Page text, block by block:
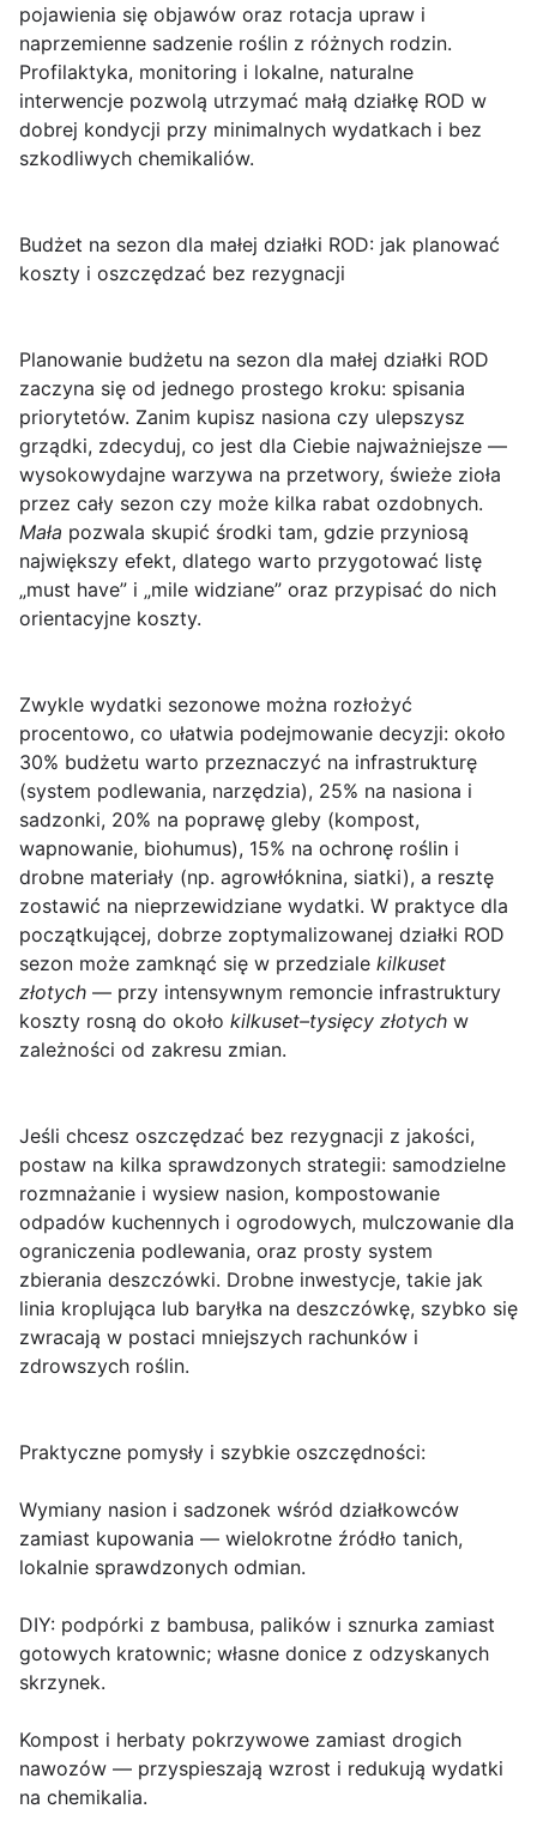
pojawienia się objawów oraz rotacja upraw i
naprzemienne sadzenie roślin z różnych rodzin.
Profilaktyka, monitoring i lokalne, naturalne
interwencje pozwolą utrzymać małą działkę ROD w
dobrej kondycji przy minimalnych wydatkach i bez
szkodliwych chemikaliów.
Budżet na sezon dla małej działki ROD: jak planować
koszty i oszczędzać bez rezygnacji
Planowanie budżetu na sezon dla małej działki ROD
zaczyna się od jednego prostego kroku: spisania
priorytetów. Zanim kupisz nasiona czy ulepszysz
grządki, zdecyduj, co jest dla Ciebie najważniejsze —
wysokowydajne warzywa na przetwory, świeże zioła
przez cały sezon czy może kilka rabat ozdobnych.
Mała pozwala skupić środki tam, gdzie przyniosą
największy efekt, dlatego warto przygotować listę
„must have” i „mile widziane” oraz przypisać do nich
orientacyjne koszty.
Zwykle wydatki sezonowe można rozłożyć
procentowo, co ułatwia podejmowanie decyzji: około
30% budżetu warto przeznaczyć na infrastrukturę
(system podlewania, narzędzia), 25% na nasiona i
sadzonki, 20% na poprawę gleby (kompost,
wapnowanie, biohumus), 15% na ochronę roślin i
drobne materiały (np. agrowłóknina, siatki), a resztę
zostawić na nieprzewidziane wydatki. W praktyce dla
początkującej, dobrze zoptymalizowanej działki ROD
sezon może zamknąć się w przedziale kilkuset
złotych — przy intensywnym remoncie infrastruktury
koszty rosną do około kilkuset–tysięcy złotych w
zależności od zakresu zmian.
Jeśli chcesz oszczędzać bez rezygnacji z jakości,
postaw na kilka sprawdzonych strategii: samodzielne
rozmnażanie i wysiew nasion, kompostowanie
odpadów kuchennych i ogrodowych, mulczowanie dla
ograniczenia podlewania, oraz prosty system
zbierania deszczówki. Drobne inwestycje, takie jak
linia kroplująca lub baryłka na deszczówkę, szybko się
zwracają w postaci mniejszych rachunków i
zdrowszych roślin.
Praktyczne pomysły i szybkie oszczędności:
Wymiany nasion i sadzonek wśród działkowców
zamiast kupowania — wielokrotne źródło tanich,
lokalnie sprawdzonych odmian.
DIY: podpórki z bambusa, palików i sznurka zamiast
gotowych kratownic; własne donice z odzyskanych
skrzynek.
Kompost i herbaty pokrzywowe zamiast drogich
nawozów — przyspieszają wzrost i redukują wydatki
na chemikalia.